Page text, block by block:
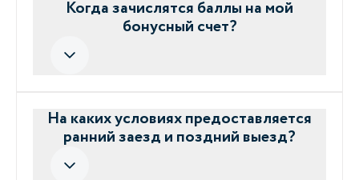
Когда зачислятся баллы на мой
бонусный счет?
На каких условиях предоставляется
ранний заезд и поздний выезд?